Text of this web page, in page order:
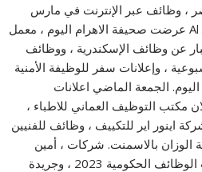
، وظائف عبر الإنترنت في مارس
2023. وظائف حكومية خالية لـ Al عرضت صحيفة الاهرام اليوم ، معمل
عن وظائف الإسكندرية ، ووظائف
، وإعلانات سفر للوظيفة الأمنية
الجمعة الماضي اعلانات
الحكومية 2023 ، اعلان مكتب التوظيف العماني للاطباء ،
اينور اير للتكييف ، وظائف للفنيين
بالاسمنت. شركات ، أمين
مستودع الإسكندرية ومسابقات الوظائف الحكومية 2023 ، وجريدة